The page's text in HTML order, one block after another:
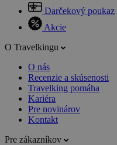
Darčekový poukaz
Akcie
O Travelkingu
O nás
Recenzie a skúsenosti
Travelking pomáha
Kariéra
Pre novinárov
Kontakt
Pre zákazníkov